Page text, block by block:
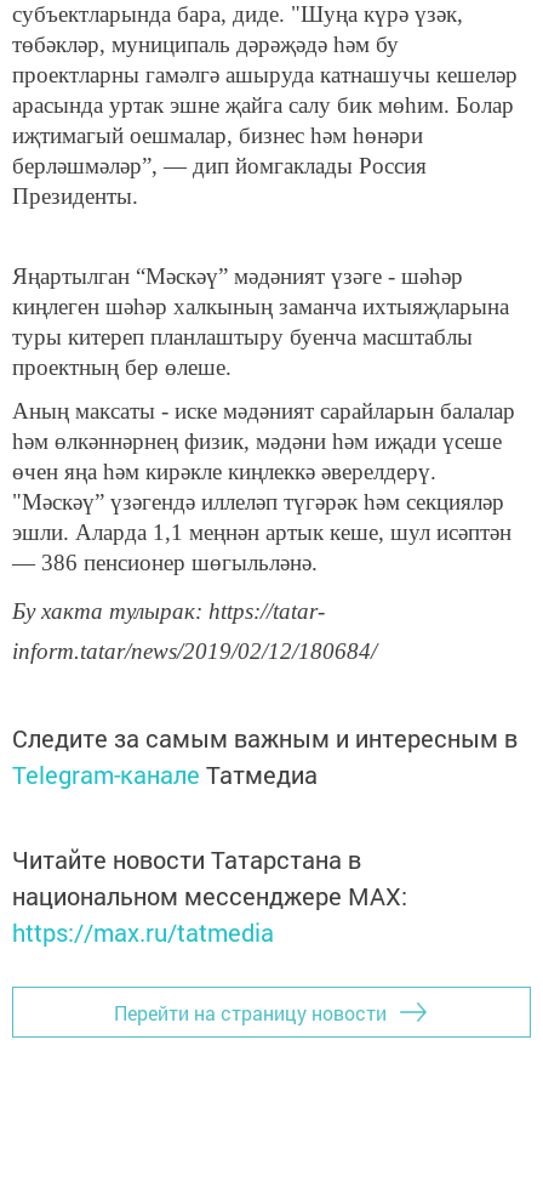
субъектларында бара, диде. "Шуңа күрә үзәк,
төбәкләр, муниципаль дәрәҗәдә һәм бу
проектларны гамәлгә ашыруда катнашучы кешеләр
арасында уртак эшне җайга салу бик мөһим. Болар
иҗтимагый оешмалар, бизнес һәм һөнәри
берләшмәләр”, — дип йомгаклады Россия
Президенты.
Яңартылган “Мәскәү” мәдәният үзәге - шәһәр
киңлеген шәһәр халкының заманча ихтыяҗларына
туры китереп планлаштыру буенча масштаблы
проектның бер өлеше.
Аның максаты - иске мәдәният сарайларын балалар
һәм өлкәннәрнең физик, мәдәни һәм иҗади үсеше
өчен яңа һәм кирәкле киңлеккә әверелдерү.
"Мәскәү” үзәгендә иллеләп түгәрәк һәм секцияләр
эшли. Аларда 1,1 меңнән артык кеше, шул исәптән
— 386 пенсионер шөгыльләнә.
Бу хакта тулырак: https://tatar-
inform.tatar/news/2019/02/12/180684/
Следите за самым важным и интересным в
Telegram-канале Татмедиа
Читайте новости Татарстана в
национальном мессенджере MАХ:
https://max.ru/tatmedia
Перейти на страницу новости